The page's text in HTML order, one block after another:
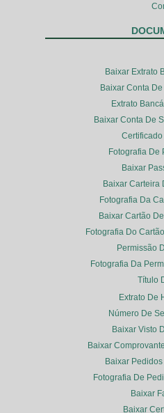
Baixar Extrato
Baixar Conta
Extrato
Baixar Conta De
Fotografia De
Baixar
Baixar Carteira
Fotografia Da
Baixar Cartão
Fotografia Do
Permissão
Fotografia Da
Título
Extrato De
Número De
Baixar Visto
Baixar
Baixar
Fotografia De
Baixar
Baixar